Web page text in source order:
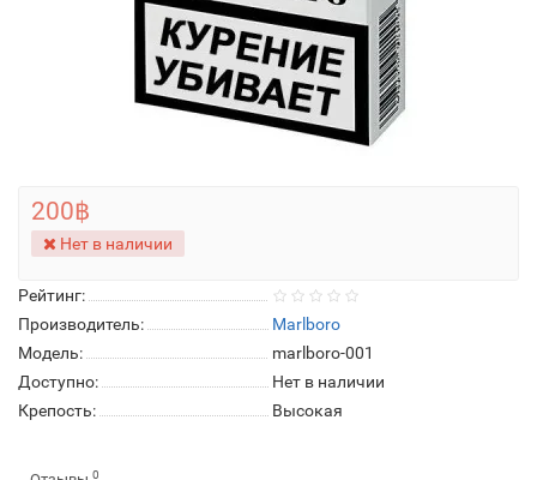
Рейтинг:
Производитель:
Marlboro
Модель:
marlboro-001
Доступно:
Нет в наличии
Крепость:
Высокая
200฿
Нет в наличии
0